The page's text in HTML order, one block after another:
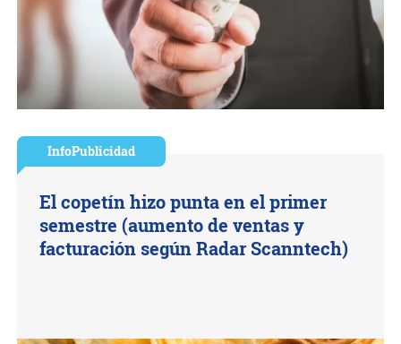
InfoPublicidad
El copetín hizo punta en el primer
semestre (aumento de ventas y
facturación según Radar Scanntech)